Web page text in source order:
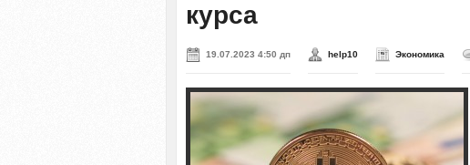
курса
19.07.2023 4:50 дп help10 Экономика